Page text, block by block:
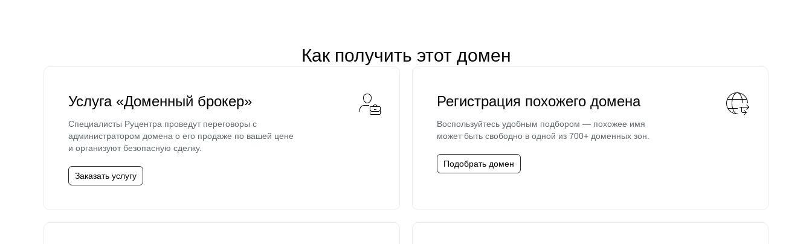
Как получить этот домен
Услуга «Доменный брокер»
Специалисты Руцентра проведут переговоры с
администратором домена о его продаже по вашей цене
и организуют безопасную сделку.
Заказать услугу
Регистрация похожего домена
Воспользуйтесь удобным подбором — похожее имя
может быть свободно в одной из 700+ доменных зон.
Подобрать домен